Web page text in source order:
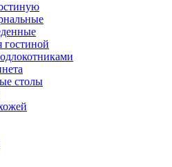
гостиной
столы